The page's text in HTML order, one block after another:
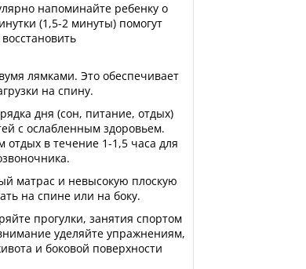
напоминайте ребенку о
(1,5-2 минуты) помогут
лямками. Это обеспечивает
на спину.
дня (сон, питание, отдых)
с ослабленным здоровьем.
в течение 1-1,5 часа для
матрас и невысокую плоскую
на спине или на боку.
прогулки, занятия спортом
уделяйте упражнениям,
и боковой поверхности